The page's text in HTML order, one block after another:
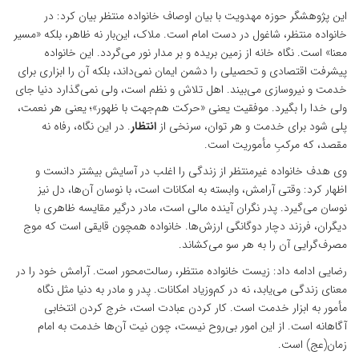
این پژوهشگر حوزه مهدویت با بیان اوصاف خانواده منتظر بیان کرد: در
خانواده منتظر، شاغول در دست امام است. ملاک، این‌بار نه ظاهر، بلکه «مسیر
معنا» است. نگاه خانه از زمین بریده و بر مدار نور می‌گردد. این خانواده
پیشرفت اقتصادی و تحصیلی را دشمن ایمان نمی‌داند، بلکه آن را ابزاری برای
خدمت و نیروسازی می‌بیند. اهل تلاش و نظم است، ولی نمی‌گذارد دنیا جای
ولی خدا را بگیرد. موفقیت یعنی «حرکت هم‌جهت با ظهور»؛ یعنی هر نعمت،
پلی شود برای خدمت و هر توان، سرنخی از انتظار. در این نگاه، رفاه نه
مقصد، که مرکبِ مأموریت است.
وی هدف خانواده غیرمنتظر از زندگی را اغلب در آسایش بیشتر دانست و
اظهار کرد: وقتی آرامش، وابسته به امکانات است، با نوسان آن‌ها، دل نیز
نوسان می‌گیرد. پدر نگران آینده‌ مالی است، مادر درگیر مقایسه‌ ظاهری با
دیگران، فرزند دچار دوگانگی ارزش‌ها. خانواده همچون قایقی است که موج
مصرف‌گرایی آن را به هر سو می‌کشاند.
رضایی ادامه داد: زیست خانواده منتظر، رسالت‌محور است. آرامش خود را در
معنای زندگی می‌یابد، نه در کم‌و‌زیاد امکانات. پدر و مادر به دنیا مثل نگاه
مأمور به ابزار خدمت است. کار کردن عبادت است، خرج کردن انتخابی
آگاهانه است. از این امور بی‌روح نیست، چون نیت آن‌ها خدمت به امام
زمان(عج) است.